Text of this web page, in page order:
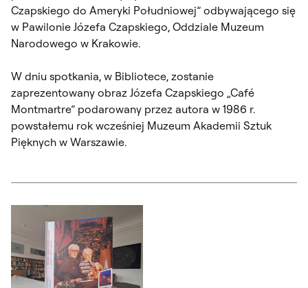
Czapskiego do Ameryki Południowej” odbywającego się
w Pawilonie Józefa Czapskiego, Oddziale Muzeum
Narodowego w Krakowie.
W dniu spotkania, w Bibliotece, zostanie
zaprezentowany obraz Józefa Czapskiego „Café
Montmartre” podarowany przez autora w 1986 r.
powstałemu rok wcześniej Muzeum Akademii Sztuk
Pięknych w Warszawie.